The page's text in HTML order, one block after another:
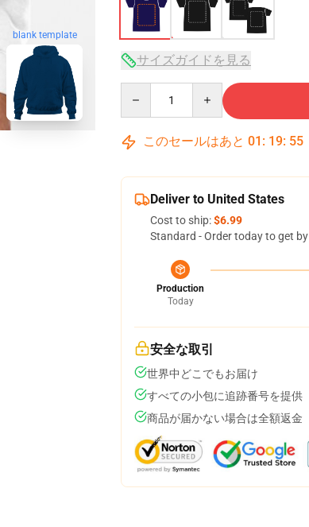
blank template
サイズガイドを見る
このセールはあと 01 : 19: 54
Deliver to United States
Cost to ship:$6.99
Standard - Order today to get by
Production
Today
安全な取引
世界中どこでもお届け
すべての小包に追跡番号を提供
商品が届かない場合は全額返金